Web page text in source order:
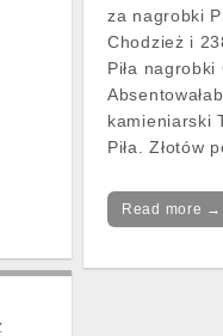
za nagrobki
Chodzież i
Piła
kamieniarski
Piła. Złotów
Read more →